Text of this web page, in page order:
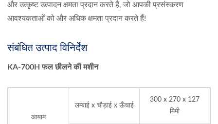
और उत्कृष्ट उत्पादन क्षमता प्रदान करते हैं, जो आपकी प्रसंस्करण
आवश्यकताओं को और अधिक क्षमता प्रदान करते हैं!
संबंधित उत्पाद विनिर्देश
KA-700H फल छीलने की मशीन
आयाम
लम्बाई x चौड़ाई x ऊँचाई
300 x 270 x 127
मिमी